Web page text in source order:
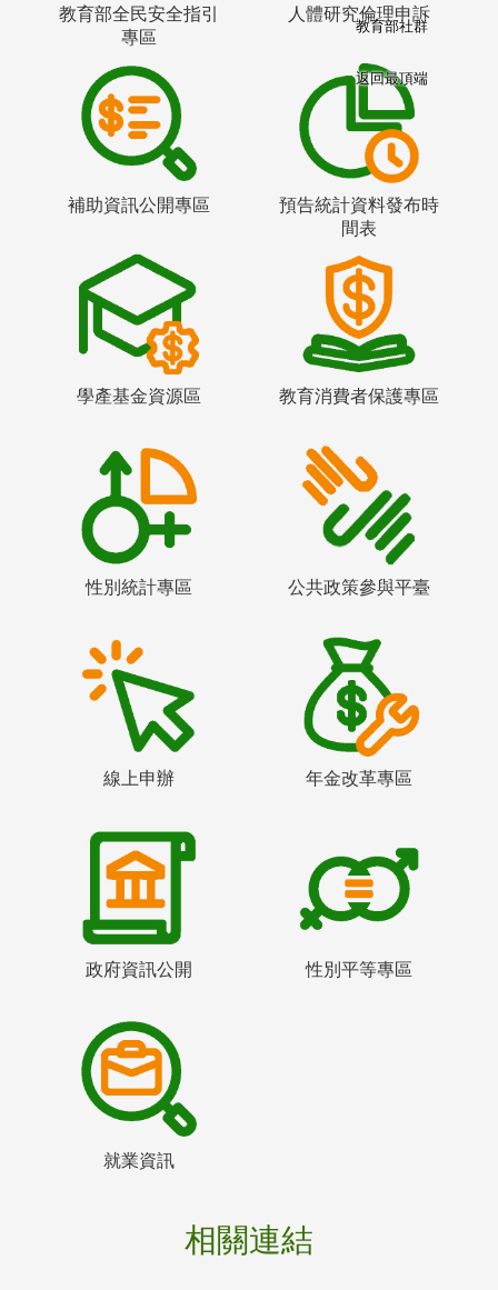
教育部全民安全指引
專區
人體研究倫理申訴
補助資訊公開專區
預告統計資料發布時
間表
學產基金資源區 教育消費者保護專區
性別統計專區 公共政策參與平臺
線上申辦 年金改革專區
政府資訊公開 性別平等專區
就業資訊
相關連結
教育部社群
返回最頂端